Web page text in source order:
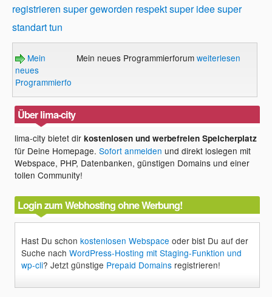
registrieren super geworden respektsuper ideesuper
standarttun
Mein
neues
Programmierforum
Mein neues Programmierforum weiterlesen
Über lima-city
lima-city bietet dirkostenlosen und werbefreien Speicherplatz
für Deine Homepage.Sofort anmelden und direkt loslegen mit
Webspace, PHP, Datenbanken, günstigen Domains und einer
tollen Community!
Login zum Webhosting ohne Werbung!
Hast Du schonkostenlosen Webspace oder bist Du auf der
Suche nachWordPress-Hosting mit Staging-Funktion und
wp-cli? Jetzt günstige Prepaid Domains registrieren!